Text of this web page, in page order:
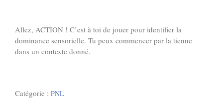
Allez, ACTION ! C’est à toi de jouer pour identifier la
dominance sensorielle. Tu peux commencer par la tienne
dans un contexte donné.
Catégorie : PNL